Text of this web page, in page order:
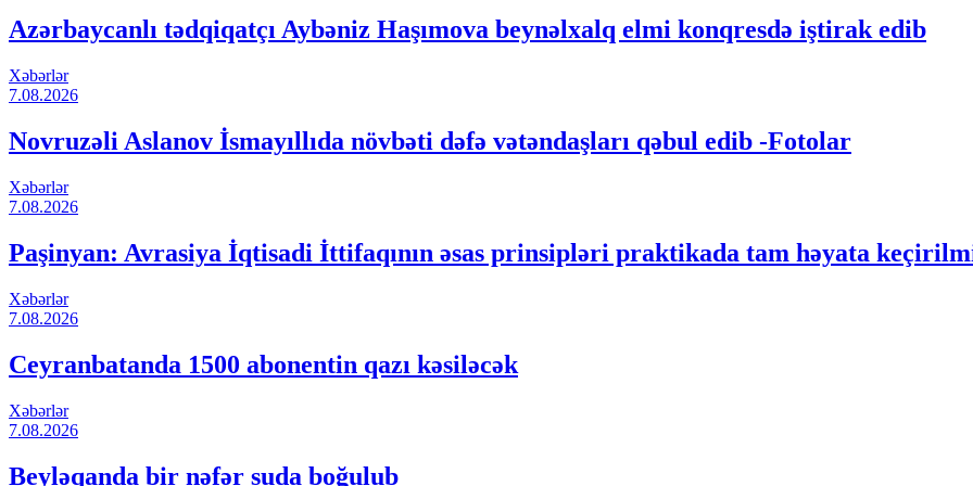
Azərbaycanlı tədqiqatçı Aybəniz Haşımova beynəlxalq elmi konqresdə iştirak edib
Xəbərlər
7.08.2026
Novruzəli Aslanov İsmayıllıda növbəti dəfə vətəndaşları qəbul edib -Fotolar
Xəbərlər
7.08.2026
Paşinyan: Avrasiya İqtisadi İttifaqının əsas prinsipləri praktikada tam həyata
Xəbərlər
7.08.2026
Ceyranbatanda 1500 abonentin qazı kəsiləcək
Xəbərlər
7.08.2026
Beyləqanda bir nəfər suda boğulub